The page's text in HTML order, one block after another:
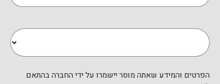
הפרטים והמידע שאתה מוסר יישמרו על ידי החברה בהתאם